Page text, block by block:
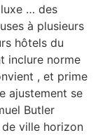
… des
à plusieurs
hôtels du
inclure norme
, et prime
ajustement se
Butler
ville horizon